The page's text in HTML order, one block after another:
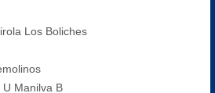
Los Boliches
Manilva B